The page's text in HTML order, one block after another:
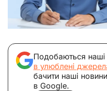
Подобаються наші
в улюблені
бачити наші
в Google.